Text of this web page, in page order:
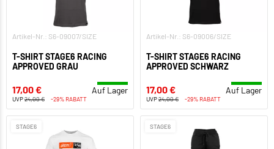
Artikel-Nr.: S6-09007/SIZE
T-SHIRT STAGE6 RACING
APPROVED GRAU
17,00 € Auf Lager
UVP24,00 € -29% RABATT
Artikel-Nr.: S6-09006/SIZE
T-SHIRT STAGE6 RACING
APPROVED SCHWARZ
17,00 € Auf Lager
UVP24,00 € -29% RABATT
STAGE6 STAGE6